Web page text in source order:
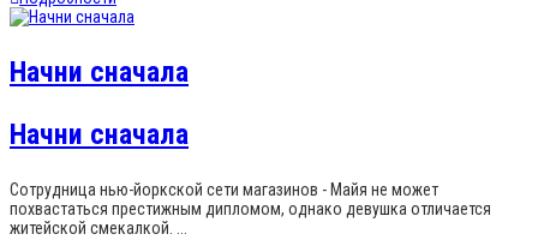
Начни сначала
Начни сначала
Сотрудница нью-йоркской сети магазинов - Майя не может
похвастаться престижным дипломом, однако девушка отличается
житейской смекалкой. ...